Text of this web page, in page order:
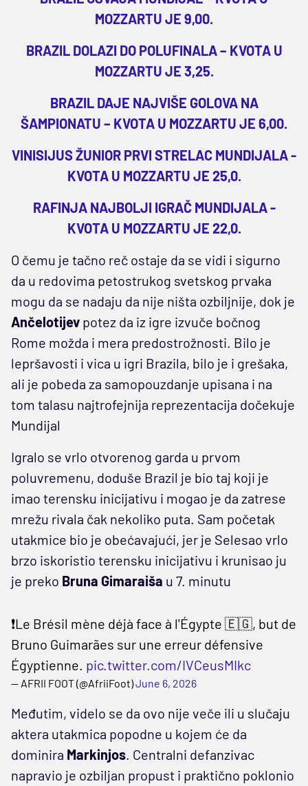
MOZZARTU JE 9,00.
BRAZIL DOLAZI DO POLUFINALA – KVOTA U
MOZZARTU JE 3,25.
BRAZIL DAJE NAJVIŠE GOLOVA NA
ŠAMPIONATU – KVOTA U MOZZARTU JE 6,00.
VINISIJUS ŽUNIOR PRVI STRELAC MUNDIJALA -
KVOTA U MOZZARTU JE 25,0.
RAFINJA NAJBOLJI IGRAČ MUNDIJALA -
KVOTA U MOZZARTU JE 22,0.
O čemu je tačno reč ostaje da se vidi i sigurno
da u redovima petostrukog svetskog prvaka
mogu da se nadaju da nije ništa ozbiljnije, dok je
Ančelotijev potez da iz igre izvuče bočnog
Rome možda i mera predostrožnosti. Bilo je
lepršavosti i vica u igri Brazila, bilo je i grešaka,
ali je pobeda za samopouzdanje upisana i na
tom talasu najtrofejnija reprezentacija dočekuje
Mundijal
Igralo se vrlo otvorenog garda u prvom
poluvremenu, doduše Brazil je bio taj koji je
imao terensku inicijativu i mogao je da zatrese
mrežu rivala čak nekoliko puta. Sam početak
utakmice bio je obećavajući, jer je Selesao vrlo
brzo iskoristio terensku inicijativu i krunisao ju
je preko Bruna Gimaraiša u 7. minutu
❗️Le Brésil mène déjà face à l'Égypte 🇪🇬, but de
Bruno Guimarães sur une erreur défensive
Égyptienne. pic.twitter.com/IVCeusMIkc
— AFRII FOOT (@AfriiFoot)June 6, 2026
Međutim, videlo se da ovo nije veče ili u slučaju
aktera utakmica popodne u kojem će da
dominira Markinjos. Centralni defanzivac
napravio je ozbiljan propust i praktično poklonio